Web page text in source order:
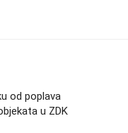
od poplava
u ZDK